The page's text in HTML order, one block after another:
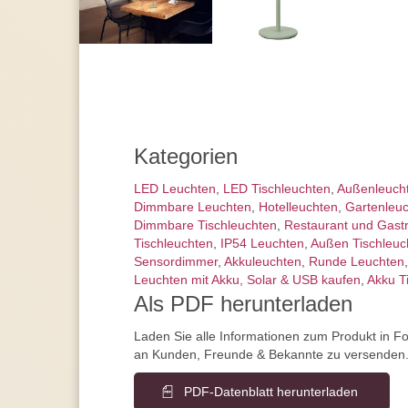
Kategorien
LED Leuchten, LED Tischleuchten,
Dimmbare Leuchten, Hotelleuchten,
Dimmbare Tischleuchten, Restaurant und
Tischleuchten, IP54 Leuchten, Außen
Sensordimmer, Akkuleuchten, Runde Leuchten,
Leuchten mit Akku, Solar & USB kaufen, Akku
Als PDF herunterladen
Laden Sie alle Informationen zum Produkt in
an Kunden, Freunde & Bekannte zu versenden.
PDF-Datenblatt herunterladen